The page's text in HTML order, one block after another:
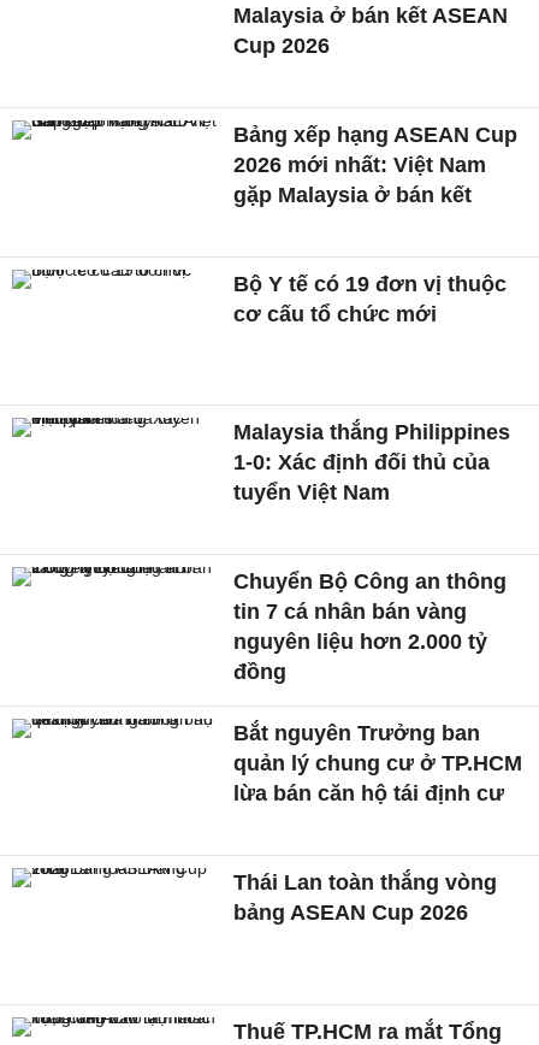
Malaysia ở bán kết ASEAN
Cup 2026
Bảng xếp hạng ASEAN Cup
2026 mới nhất: Việt Nam
gặp Malaysia ở bán kết
Bộ Y tế có 19 đơn vị thuộc
cơ cấu tổ chức mới
Malaysia thắng Philippines
1-0: Xác định đối thủ của
tuyển Việt Nam
Chuyển Bộ Công an thông
tin 7 cá nhân bán vàng
nguyên liệu hơn 2.000 tỷ
đồng
Bắt nguyên Trưởng ban
quản lý chung cư ở TP.HCM
lừa bán căn hộ tái định cư
Thái Lan toàn thắng vòng
bảng ASEAN Cup 2026
Thuế TP.HCM ra mắt Tổng